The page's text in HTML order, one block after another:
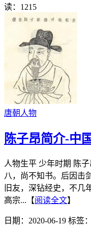
读：1215
唐朝人物
陈子昂简介-中
人物生平 少年时期 陈
八，尚不知书。后因击
旧友，深钻经史，不几
高宗...【阅读全文】
日期：2020-06-19 标签：